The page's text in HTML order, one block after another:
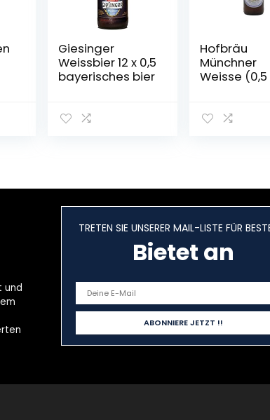
Giesinger
Weissbier 12 x 0,5
bayerisches bier
Hofbräu
Münchner
Weisse (0,5
und
TRETEN SIE UNSERER MAIL-LISTE FÜR
Bietet an